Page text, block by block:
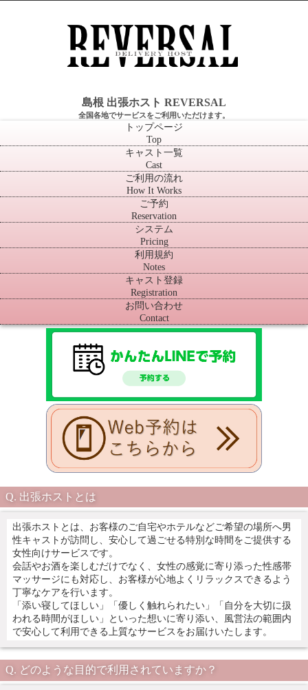
島根 出張ホスト REVERSAL
全国各地でサービスをご利用いただけます。
トップページ
Top
キャスト一覧
Cast
ご利用の流れ
How It Works
ご予約
Reservation
システム
Pricing
利用規約
Notes
キャスト登録
Registration
お問い合わせ
Contact
出張ホストとは
出張ホストとは、お客様のご自宅やホテルなどご希望の場所へ男
性キャストが訪問し、安心して過ごせる特別な時間をご提供する
女性向けサービスです。
会話やお酒を楽しむだけでなく、女性の感覚に寄り添った性感帯
マッサージにも対応し、お客様が心地よくリラックスできるよう
丁寧なケアを行います。
「添い寝してほしい」「優しく触れられたい」「自分を大切に扱
われる時間がほしい」といった想いに寄り添い、風営法の範囲内
で安心して利用できる上質なサービスをお届けいたします。
どのような目的で利用されていますか？